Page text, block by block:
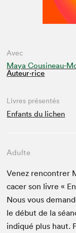
Avec
Maya Cousineau-
Auteur·rice
Livres présentés
Enfants du lichen
Adulte
Venez ren­con­tr­er
cac­er son livre «
Nous vous
le début de la
indiqué plus haut.